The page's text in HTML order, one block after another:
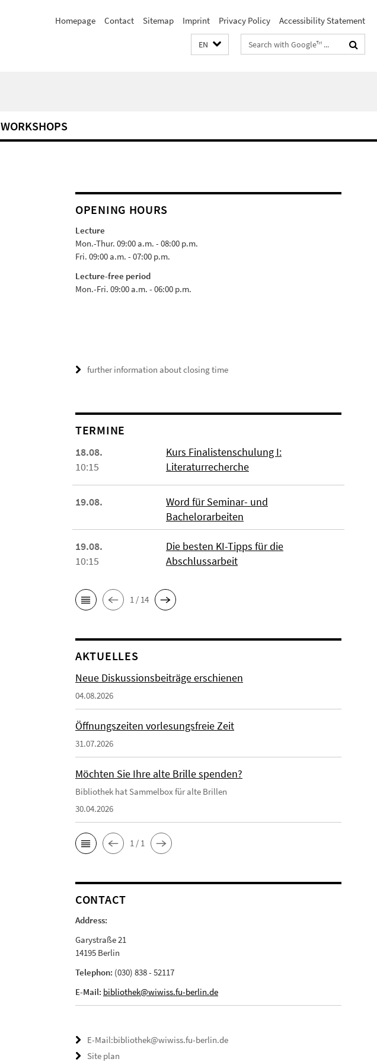
Homepage Contact Sitemap Imprint Privacy Policy Accessibility Statement
EN
Search
terms
WORKSHOPS
OPENING HOURS
Lecture
Mon.-Thur. 09:00 a.m. - 08:00 p.m.
Fri. 09:00 a.m. - 07:00 p.m.
Lecture-free period
Mon.-Fri. 09:00 a.m. - 06:00 p.m.
further information about closing time
TERMINE
18.08.
10:15
Kurs Finalistenschulung I:
Literaturrecherche
19.08.
Word für Seminar- und
Bachelorarbeiten
19.08.
10:15
Die besten KI-Tipps für die
Abschlussarbeit
1 / 14
AKTUELLES
Neue Diskussionsbeiträge erschienen
04.08.2026
Öffnungszeiten vorlesungsfreie Zeit
31.07.2026
Möchten Sie Ihre alte Brille spenden?
Bibliothek hat Sammelbox für alte Brillen
30.04.2026
1 / 1
CONTACT
Address:
Garystraße 21
14195 Berlin
Telephon: (030) 838 - 52117
E-Mail: bibliothek@wiwiss.fu-berlin.de
E-Mail:bibliothek@wiwiss.fu-berlin.de
Site plan